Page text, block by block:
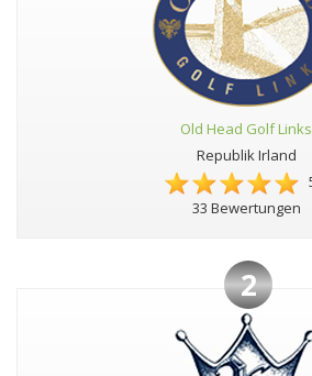
Old Head Golf Links
Republik Irland
33 Bewertungen
2